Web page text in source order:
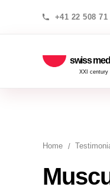
+41 22 508 71
swiss
XXI century
Home